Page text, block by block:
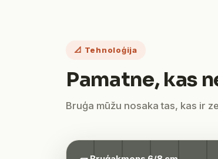
📐 Tehnoloģija
Pamatne, kas
Bruģa mūžu nosaka tas, kas ir